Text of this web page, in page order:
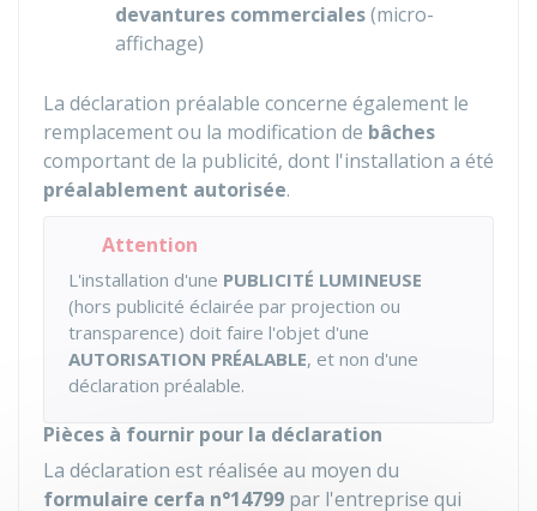
devantures commerciales(micro-
affichage)
La déclaration préalable concerne également le
remplacement ou la modification de bâches
comportant de la publicité, dont l'installation a été
préalablement autorisée.
Attention
L'installation d'une PUBLICITÉ LUMINEUSE
(hors publicité éclairée par projection ou
transparence) doit faire l'objet d'une
AUTORISATION PRÉALABLE, et non d'une
déclaration préalable.
Pièces à fournir pour la déclaration
La déclaration est réalisée au moyen du
formulaire cerfa n°14799 par l'entreprise qui